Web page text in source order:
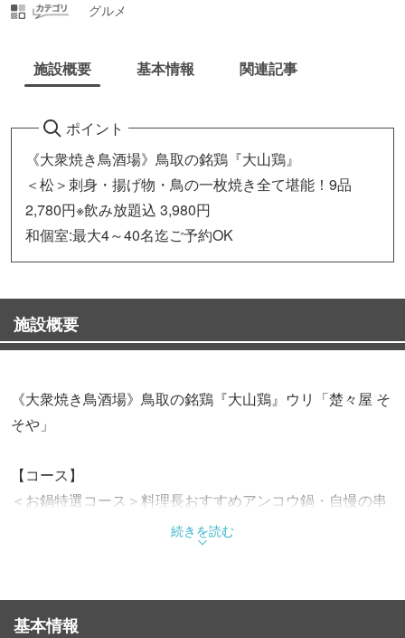
グルメ
施設概要 基本情報 関連記事
ポイント
《大衆焼き鳥酒場》鳥取の銘鶏『大山鶏』
＜松＞刺身・揚げ物・鳥の一枚焼き全て堪能！9品
2,780円※飲み放題込 3,980円
和個室:最大4～40名迄ご予約OK
施設概要
《大衆焼き鳥酒場》鳥取の銘鶏『大山鶏』ウリ「楚々屋 そ
そや」
【コース】
＜お鍋特選コース＞料理長おすすめアンコウ鍋・自慢の串
焼きが堪能！8品2,780円※飲み放題込3,980円
＜お鍋気楽コース＞料理長おすすめアンコウ鍋を中心とし
＜松コース＞刺身・揚げ物・串焼き・鳥の一枚焼き全て堪
能！9品 2,780円※飲み放題込 3,980円
続きを読む
基本情報